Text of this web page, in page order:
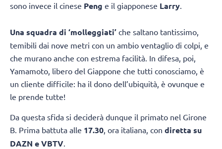
sono invece il cinese Peng e il giapponese Larry.
Una squadra di ‘molleggiati’ che saltano tantissimo,
temibili dai nove metri con un ambio ventaglio di colpi, e
che murano anche con estrema facilità. In difesa, poi,
Yamamoto, libero del Giappone che tutti conosciamo, è
un cliente difficile: ha il dono dell’ubiquità, è ovunque e
le prende tutte!
Da questa sfida si deciderà dunque il primato nel Girone
B. Prima battuta alle 17.30 , ora italiana, con diretta su
DAZN e VBTV